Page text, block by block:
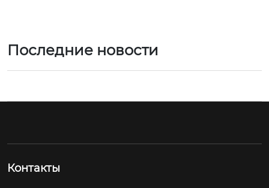
Последние новости
Контакты